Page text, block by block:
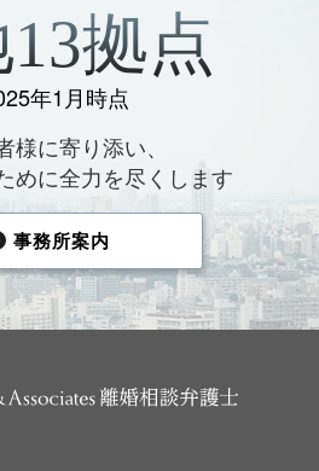
拠点
年1月時点
様に寄り添い、
めに全力を尽くします
事務所案内